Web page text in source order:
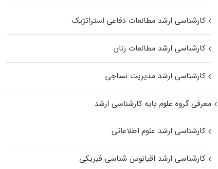
کارشناسی ارشد مطالعات دفاعی استراتژیک
کارشناسی ارشد مطالعات زنان
کارشناسی ارشد مدیریت نساجی
معرفی گروه علوم پایه کارشناسی ارشد
کارشناسی ارشد علوم اطلاعاتی
کارشناسی ارشد اقیانوس‌ شناسی فیزیکی